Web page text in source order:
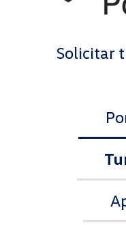
Solicitar